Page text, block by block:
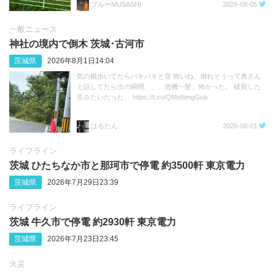
ブルーMUSASHI 2026-08-05
一般ニュース
神社の境内で倒木 茨城･古河市
茨城県 2026年8月1日14:04
気の横歩いてたらバキバキと音 怖いね、倒れそうって奥さん
と話してたら次の瞬間、、、危機一髪、怖かった。 破裂した
音みたいだった、 https://t.co/QMs6imgGua
はるたん 2026-08-01
ライフライン
茨城 ひたちなか市と那珂市で停電 約3500軒 東京電力
茨城県 2026年7月29日23:39
ライフライン
茨城 牛久市で停電 約2930軒 東京電力
茨城県 2026年7月23日23:45
火災